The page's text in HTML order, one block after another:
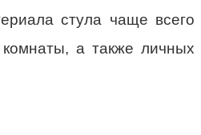
стула чаще всего
а также личных